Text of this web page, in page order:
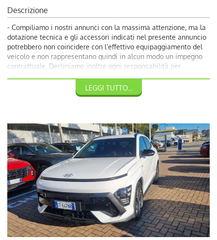
Descrizione
- Compiliamo i nostri annunci con la massima attenzione, ma la
dotazione tecnica e gli accessori indicati nel presente annuncio
potrebbero non coincidere con l’effettivo equipaggiamento del
veicolo e non rappresentano quindi in alcun modo un impegno
contrattuale. Decliniamo inoltre ogni responsabilità per
garantire ai nostri clienti la più completa soddisfazione, vi
invitiamo a chiedere conferma delle dotazioni del veicolo ai
- 31900€: Promozione Autoquadrifoglio con rottamazione veicolo
usato con almeno dieci anni;
-31900 €: Prezzo di Vendita Autoquadrifoglio;
Per Info chiama Giuseppe al 389.898.1300;
- CHILOMETRAGGIO CERTIFICATO.
- Auto guidabile anche da un Neopatentato.
- La vettura si trova presso la nostra sede in Via Braja 48r
LEGGI TUTTO...